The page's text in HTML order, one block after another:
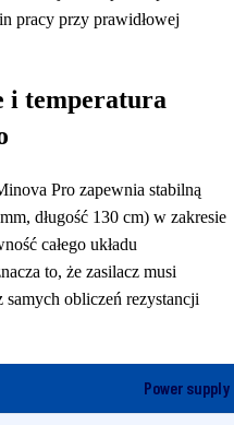
pracy przy prawidłowej
i temperatura
Pro zapewnia stabilną
długość 130 cm) w zakresie
całego układu
to, że zasilacz musi
obliczeń rezystancji
Power supply